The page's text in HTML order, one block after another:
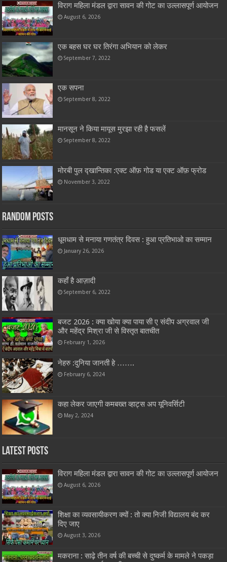
विराग महिला मंडल द्वारा सावन की गोट का उल्लासपूर्ण आयोजन
August 6, 2026
एक बहस घर घर तिरंगा अभियान को लेकर
September 7, 2022
एक सपना
September 8, 2022
मानसून ने किया मायूस मुरझा रही है फसलें
September 8, 2022
मोरबी पुल द्खान्तिका :एक्ट ऑफ़ गोड या एक्ट ऑफ़ फ्रोड
November 3, 2022
Random Posts
धूमधाम से मनाया गणतंत्र दिवस : हुआ प्रतिभाओ का सम्मान
January 26, 2026
कहाँ है आज़ादी
September 6, 2022
बजट 2026 : क्या खोया क्या पाया सी ए संदीप अग्रवाल जी
और महेंद्र मिश्रा जी से विस्तृत बातचीत
February 1, 2026
नेहरु :दुनिया जानती हे …….
February 6, 2024
कहा लेकर जाएगी कमबख्त व्हाट्स अप यूनिवर्सिटी
May 2, 2024
Latest Posts
विराग महिला मंडल द्वारा सावन की गोट का उल्लासपूर्ण आयोजन
August 6, 2026
शिक्षा का व्यवसायीकरण क्यों : तो क्या निजी विद्यालय बंद कर
दिए जाए
August 3, 2026
मकराना : साढ़े तीन वर्ष की बच्ची से दुष्कर्म के मामले ने पकड़ा